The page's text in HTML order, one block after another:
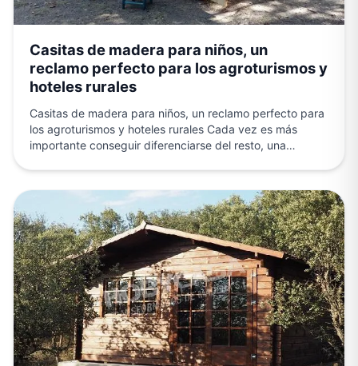
Casitas de madera para niños, un
reclamo perfecto para los agroturismos y
hoteles rurales
Casitas de madera para niños, un reclamo perfecto para
los agroturismos y hoteles rurales Cada vez es más
importante conseguir diferenciarse del resto, una